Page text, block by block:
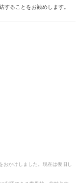
することをお勧めします。
かけしました。現在は復旧し